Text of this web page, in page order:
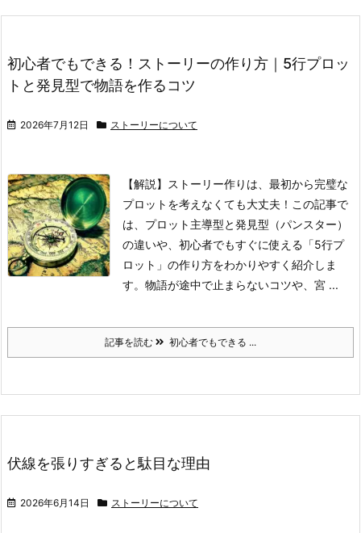
初心者でもできる！ストーリーの作り方｜5行プロッ
トと発見型で物語を作るコツ
2026年7月12日 ストーリーについて
【解説】ストーリー作りは、最初から完璧な
プロットを考えなくても大丈夫！この記事で
は、プロット主導型と発見型（パンスター）
の違いや、初心者でもすぐに使える「5行プ
ロット」の作り方をわかりやすく紹介しま
す。物語が途中で止まらないコツや、宮 ...
記事を読む 初心者でもできる ...
伏線を張りすぎると駄目な理由
2026年6月14日 ストーリーについて